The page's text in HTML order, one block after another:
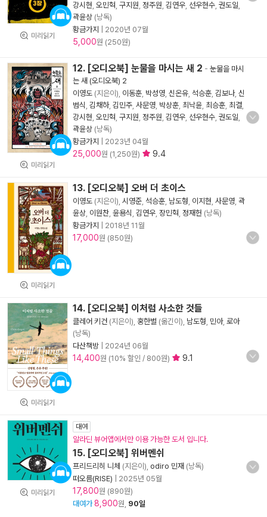
미리읽기
강시현 오민혁 구지원 정주원 김연우 선우현수 권도일
곽윤상 (낭독)
황금가지
2020년 07월
5,000원 (250원)
미리읽기
12. [오디오북] 눈물을 마시는 새 2 - 눈물을 마시
는 새 (오디오북) 2
이영도 (지은이), 이동훈 박성영 신온유 석승훈 김보나, 신
범식 김채하, 김민주 사문영 박상훈 최낙윤 최승훈 최결
강시현 오민혁 구지원 정주원 김연우 선우현수 권도일
곽윤상 (낭독)
황금가지
2023년 04월
25,000원 (1,250원) 9.4
미리읽기
13. [오디오북] 오버 더 초이스
이영도 (지은이), 시영준 석승훈 남도형 이지현 사문영 곽
윤상 이원찬 윤용식 김연우 장민혁 정재헌 (낭독)
황금가지
2018년 11월
17,000원 (850원)
미리읽기
14. [오디오북] 이처럼 사소한 것들
클레어 키건 (지은이), 홍한별 (옮긴이), 남도형 민아, 로아
(낭독)
다산책방
2024년 06월
14,400원 (10% 할인 / 800원) 9.1
미리읽기
대여
알라딘 뷰어앱에서만 이용 가능한 도서 입니다.
15. [오디오북] 위버멘쉬
프리드리히 니체 (지은이), odiro 민재 (낭독)
떠오름(RISE)
2025년 05월
17,800원 (890원)
대여가 8,900원, 90일